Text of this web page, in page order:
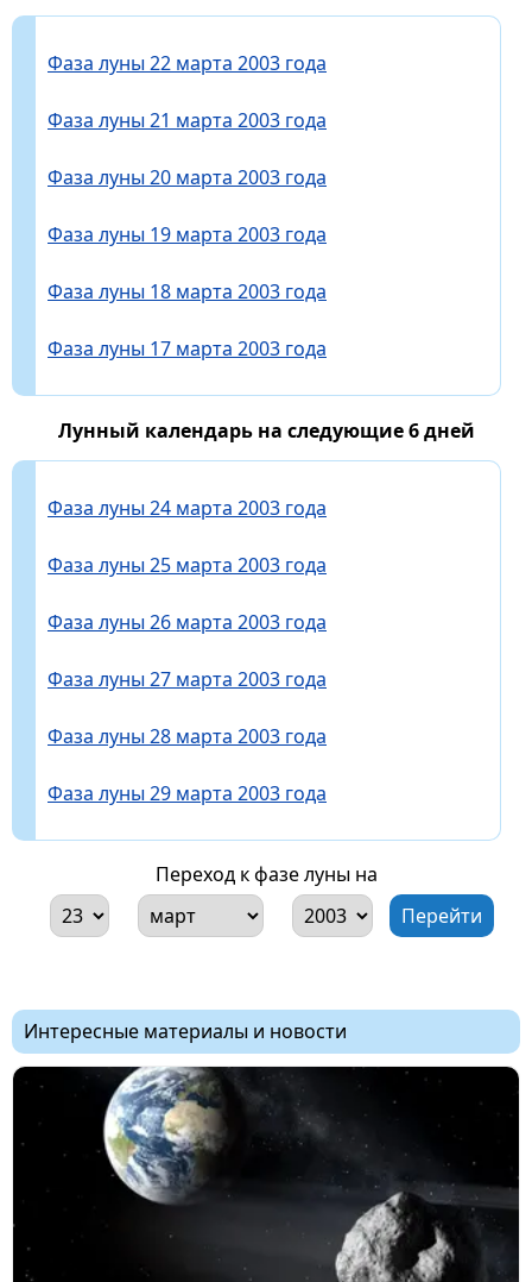
Фаза луны 22 марта 2003 года
Фаза луны 21 марта 2003 года
Фаза луны 20 марта 2003 года
Фаза луны 19 марта 2003 года
Фаза луны 18 марта 2003 года
Фаза луны 17 марта 2003 года
Лунный календарь на следующие 6 дней
Фаза луны 24 марта 2003 года
Фаза луны 25 марта 2003 года
Фаза луны 26 марта 2003 года
Фаза луны 27 марта 2003 года
Фаза луны 28 марта 2003 года
Фаза луны 29 марта 2003 года
Переход к фазе луны на
Интересные материалы и новости